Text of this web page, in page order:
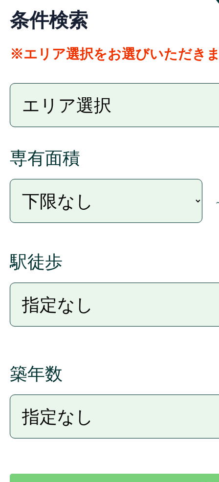
条件検索
※エリア選択をお選びいただき
専有面積
駅徒歩
築年数